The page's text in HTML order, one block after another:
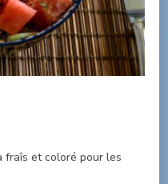
fraîs et coloré pour les